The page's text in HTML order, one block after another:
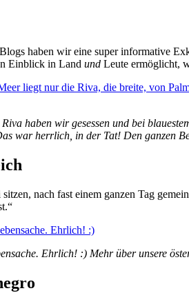
haben wir eine super informative
Einblick in Land und Leute ermöglicht,
haben wir gesessen und bei
war herrlich, in der Tat! Den ganzen
nach fast einem ganzen Tag
Ehrlich! :) Mehr über unsere